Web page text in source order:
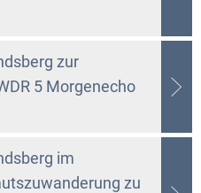
zur
5 Morgenecho
im
zu